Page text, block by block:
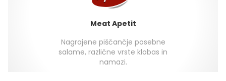
Meat Apetit
Nagrajene piščančje posebne
salame, različne vrste klobas in
namazi.